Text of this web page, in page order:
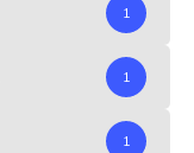
1
1
1